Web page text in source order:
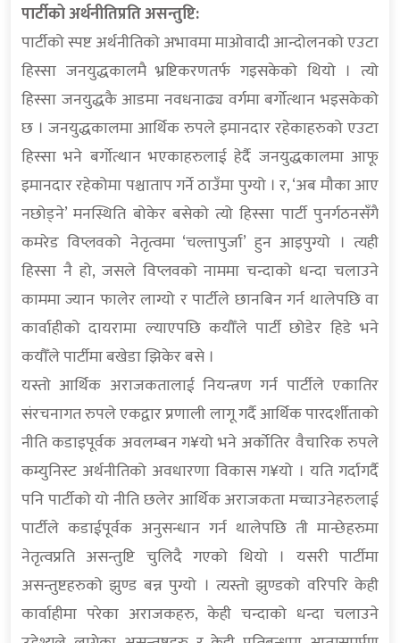
पार्टीको अर्थनीतिप्रति असन्तुष्टि:
पार्टीको स्पष्ट अर्थनीतिको अभावमा माओवादी आन्दोलनको एउटा
हिस्सा जनयुद्धकालमै भ्रष्टिकरणतर्फ गइसकेको थियो । त्यो
हिस्सा जनयुद्धकै आडमा नवधनाढ्य वर्गमा बर्गोत्थान भइसकेको
छ । जनयुद्धकालमा आर्थिक रुपले इमानदार रहेकाहरुको एउटा
हिस्सा भने बर्गोत्थान भएकाहरुलाई हेर्दै जनयुद्धकालमा आफू
इमानदार रहेकोमा पश्चाताप गर्ने ठाउँमा पुग्यो । र, ‘अब मौका आए
नछोड्ने’ मनस्थिति बोकेर बसेको त्यो हिस्सा पार्टी पुनर्गठनसँगै
कमरेड विप्लवको नेतृत्वमा ‘चल्तापुर्जा’ हुन आइपुग्यो । त्यही
हिस्सा नै हो, जसले विप्लवको नाममा चन्दाको धन्दा चलाउने
काममा ज्यान फालेर लाग्यो र पार्टीले छानबिन गर्न थालेपछि वा
कार्वाहीको दायरामा ल्याएपछि कयौँले पार्टी छोडेर हिडे भने
कयौँले पार्टीमा बखेडा झिकेर बसे ।
यस्तो आर्थिक अराजकतालाई नियन्त्रण गर्न पार्टीले एकातिर
संरचनागत रुपले एकद्वार प्रणाली लागू गर्दै आर्थिक पारदर्शीताको
नीति कडाइपूर्वक अवलम्बन ग¥यो भने अर्कोतिर वैचारिक रुपले
कम्युनिस्ट अर्थनीतिको अवधारणा विकास ग¥यो । यति गर्दागर्दै
पनि पार्टीको यो नीति छलेर आर्थिक अराजकता मच्चाउनेहरुलाई
पार्टीले कडाईपूर्वक अनुसन्धान गर्न थालेपछि ती मान्छेहरुमा
नेतृत्वप्रति असन्तुष्टि चुलिदै गएको थियो । यसरी पार्टीमा
असन्तुष्टहरुको झुण्ड बन्न पुग्यो । त्यस्तो झुण्डको वरिपरि केही
कार्वाहीमा परेका अराजकहरु, केही चन्दाको धन्दा चलाउने